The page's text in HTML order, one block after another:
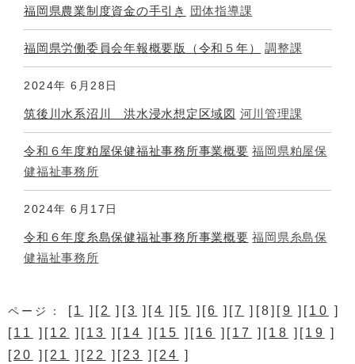
福岡県農業制度資金の手引き 団体指導課
福岡県労働委員会年報概要版（令和５年） 調整課
2024年 6月28日
筑後川水系沼川 洪水浸水想定区域図 河川管理課
令和６年度粕屋保健福祉事務所事業概要 福岡県粕屋保
健福祉事務所
2024年 6月17日
令和６年度糸島保健福祉事務所事業概要 福岡県糸島保
健福祉事務所
ページ： [1 ][2 ][3 ][4 ][5 ][6 ][7 ][8][9 ][10 ]
[11 ][12 ][13 ][14 ][15 ][16 ][17 ][18 ][19 ]
[20 ][21 ][22 ][23 ][24 ]